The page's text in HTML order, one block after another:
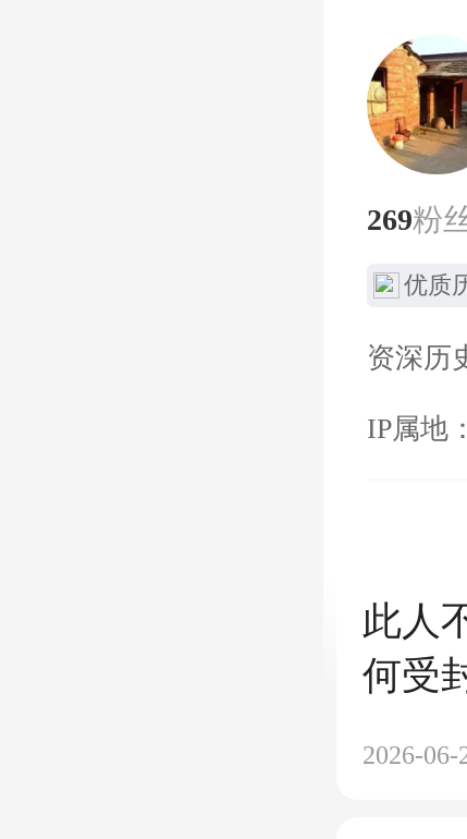
269粉
优质
资深历
IP属地
此人
何受
2026-06-